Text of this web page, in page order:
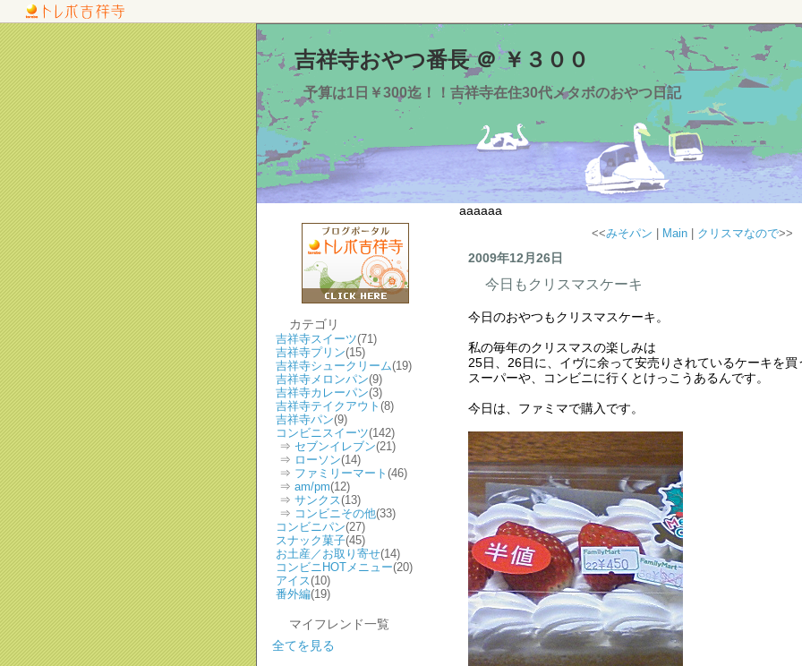
吉祥寺おやつ番長 ＠ ￥３００
予算は1日￥300迄！！吉祥寺在住30代メタボのおやつ日記
カテゴリ
吉祥寺スイーツ(71)
吉祥寺プリン(15)
吉祥寺シュークリーム(19)
吉祥寺メロンパン(9)
吉祥寺カレーパン(3)
吉祥寺テイクアウト (8)
吉祥寺パン(9)
コンビニスイーツ(142)
⇒ セブンイレブン(21)
⇒ ローソン(14)
⇒ ファミリーマート (46)
⇒ am/pm(12)
⇒ サンクス(13)
⇒ コンビニその他(33)
コンビニパン(27)
スナック菓子(45)
お土産／お取り寄せ(14)
コンビニHOTメニュー(20)
アイス(10)
番外編(19)
マイフレンド一覧
全てを見る
aaaaaa
<<みそパン Main クリスマなので>>
2009年12月26日
今日もクリスマスケーキ
今日のおやつもクリスマスケーキ。
私の毎年のクリスマスの楽しみは
25日、26日に、イヴに余って安売りされているケーキを買
スーパーや、コンビニに行くとけっこうあるんです。
今日は、ファミマで購入です。